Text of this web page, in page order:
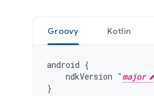
Groovy Kotlin
android {
ndkVersion " major
}